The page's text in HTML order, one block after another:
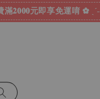
𝟐𝟎𝟎𝟎元即享免運唷 ✿ ˎˊ˗